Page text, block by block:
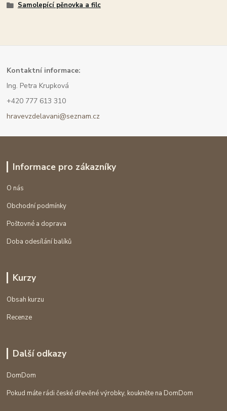
Samolepící pěnovka a filc
Kontaktní informace:
Ing. Petra Krupková
+420 777 613 310
hravevzdelavani@seznam.cz
Informace pro zákazníky
O nás
Obchodní podmínky
Poštovné a doprava
Doba odesílání balíků
Kurzy
Obsah kurzu
Recenze
Další odkazy
DomDom
Pokud máte rádi české dřevěné výrobky, koukněte na DomDom